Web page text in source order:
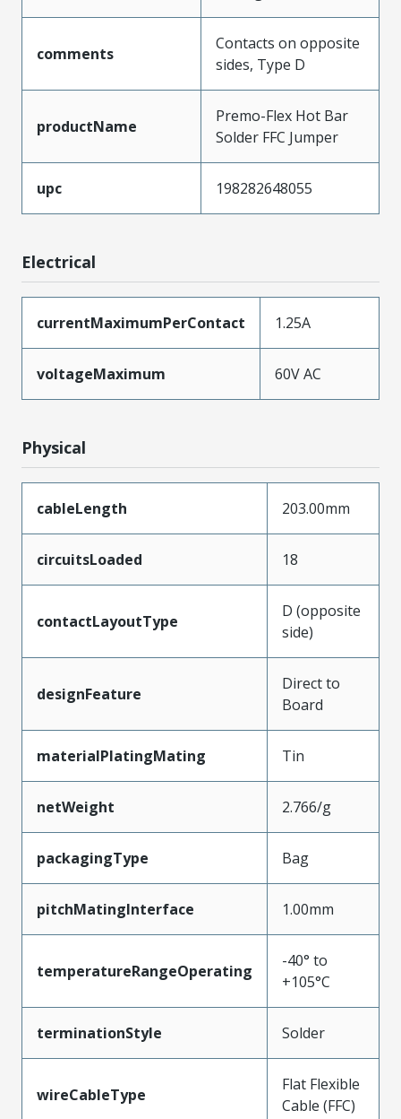
comments
Contacts on opposite
sides, Type D
productName
Premo-Flex Hot Bar
Solder FFC Jumper
upc 198282648055
Electrical
currentMaximumPerContact 1.25A
voltageMaximum 60V AC
Physical
cableLength 203.00mm
circuitsLoaded 18
contactLayoutType
D (opposite
side)
designFeature
Direct to
Board
materialPlatingMating Tin
netWeight 2.766/g
packagingType Bag
pitchMatingInterface 1.00mm
temperatureRangeOperating
-40° to
+105°C
terminationStyle Solder
wireCableType
Flat Flexible
Cable (FFC)